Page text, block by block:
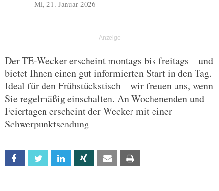
Mi, 21. Januar 2026
Der TE-Wecker erscheint montags bis freitags – und
bietet Ihnen einen gut informierten Start in den Tag.
Ideal für den Frühstückstisch – wir freuen uns, wenn
Sie regelmäßig einschalten. An Wochenenden und
Feiertagen erscheint der Wecker mit einer
Schwerpunktsendung.
Facebook Twitter Linkedin Xing Email